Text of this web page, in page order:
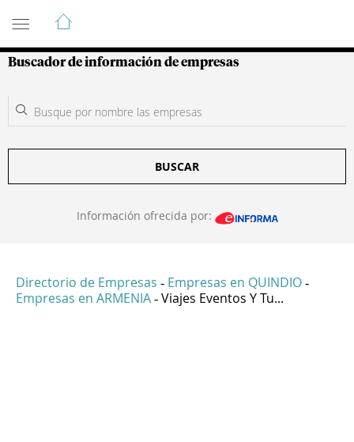
Guía de Empresas Colombianas
Buscador de información de empresas
BUSCAR
Información ofrecida por:
Directorio de Empresas - Empresas en QUINDIO -
Empresas en ARMENIA - Viajes Eventos Y Tu...